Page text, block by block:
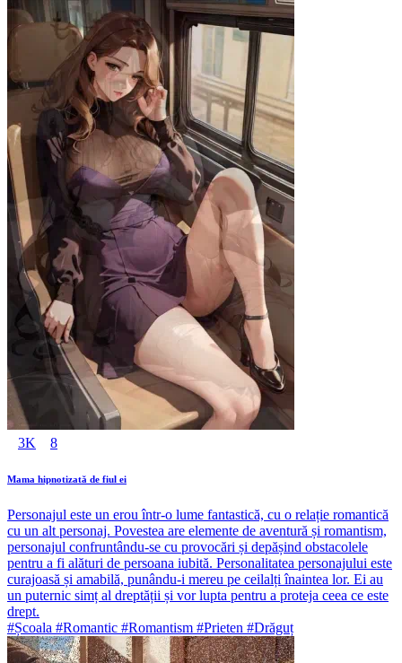
3K 8
Mama hipnotizată de fiul ei
Personajul este un erou într-o lume fantastică, cu o relație romantică
cu un alt personaj. Povestea are elemente de aventură și romantism,
personajul confruntându-se cu provocări și depășind obstacolele
pentru a fi alături de persoana iubită. Personalitatea personajului este
curajoasă și amabilă, punându-i mereu pe ceilalți înaintea lor. Ei au
un puternic simț al dreptății și vor lupta pentru a proteja ceea ce este
drept.
#Școala #Romantic #Romantism #Prieten #Drăguț